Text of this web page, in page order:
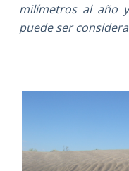
milímetros al año
puede ser